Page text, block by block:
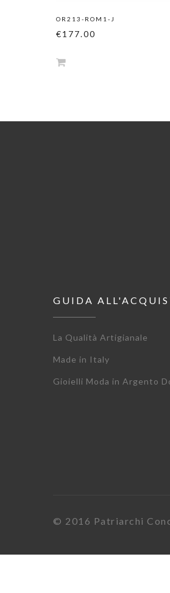
OR213-ROM1-J
€177.00
GUIDA
La Qualità Artigianale
Made in Italy
Gioielli Moda in Argento
© 2016 Patriarchi